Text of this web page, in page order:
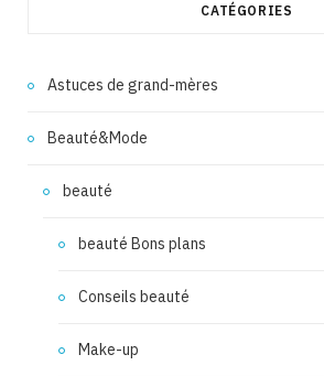
CATÉGORIES
Astuces de grand-mères
Beauté&Mode
beauté
beauté Bons plans
Conseils beauté
Make-up